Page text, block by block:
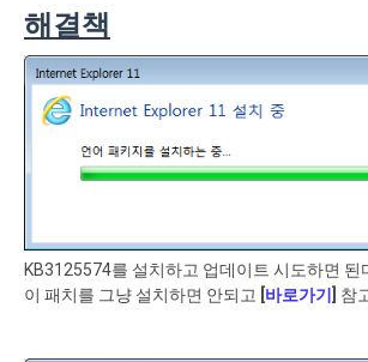
해결책
KB3125574를 설치하고 업데이트 시도하면 된
이 패치를 그냥 설치하면 안되고 바로가기 참